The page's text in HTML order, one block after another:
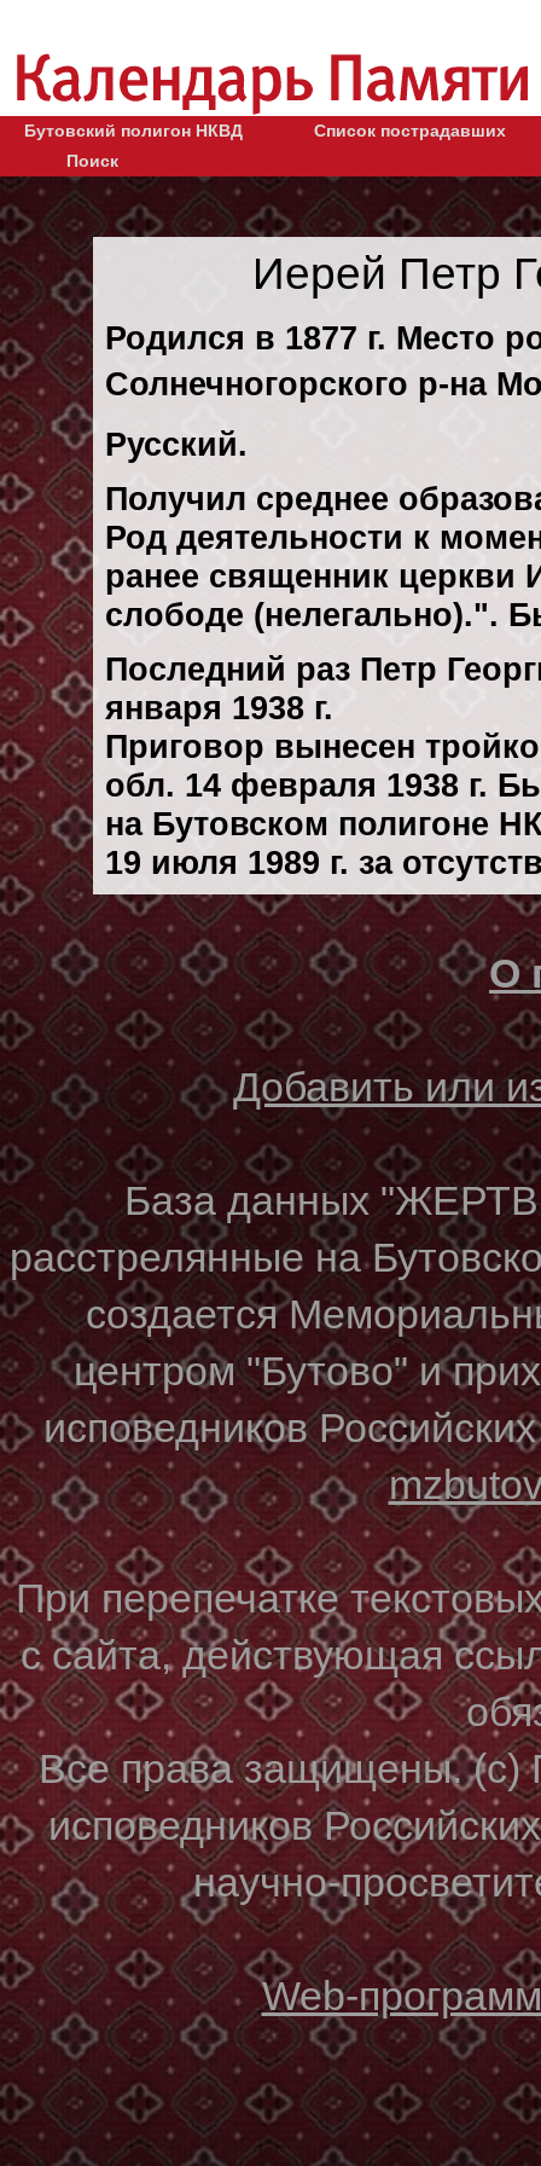
Бутовский полигон НКВД
Список пострадавших
Поиск
Иерей Петр
Родился в 1877 г. Место
Солнечногорского р-на
Русский.
Получил среднее
Род деятельности к
ранее священник церкви
слободе (нелегально).".
Последний раз Петр
января 1938 г.
Приговор вынесен
обл. 14 февраля 1938 г.
на Бутовском полигоне
19 июля 1989 г. за
О
Добавить или
База данных
расстрелянные на
создается
центром "Бутово" и
исповедников
При перепечатке
с сайта, действующая
Все права защищены. (с)
исповедников
научно-
Web-